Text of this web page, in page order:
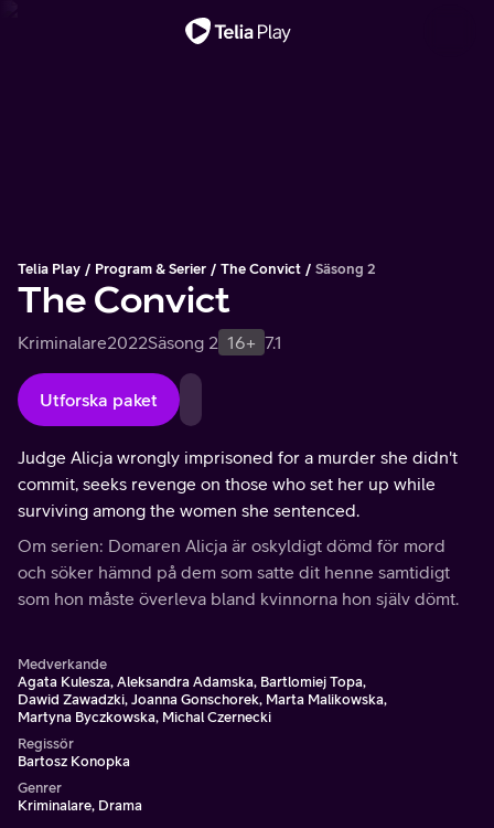
Telia Play Program & Serier The Convict Säsong 2
The Convict
Kriminalare2022Säsong 2 16+ 7.1
Utforska paket
Judge Alicja wrongly imprisoned for a murder she didn't
commit, seeks revenge on those who set her up while
surviving among the women she sentenced.
Om serien: Domaren Alicja är oskyldigt dömd för mord
och söker hämnd på dem som satte dit henne samtidigt
som hon måste överleva bland kvinnorna hon själv dömt.
Medverkande
Agata Kulesza, Aleksandra Adamska, Bartlomiej Topa,
Dawid Zawadzki, Joanna Gonschorek, Marta Malikowska,
Martyna Byczkowska, Michal Czernecki
Regissör
Bartosz Konopka
Genrer
Kriminalare, Drama